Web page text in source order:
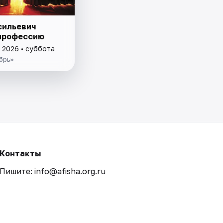
• суббота
Контакты
Пишите: info@afisha.org.ru